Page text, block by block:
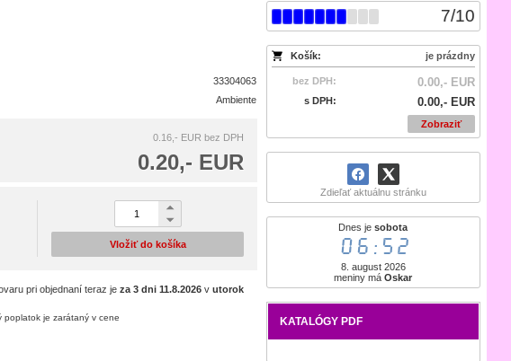
7/10
Košík: je prázdny
bez DPH: 0.00,- EUR
s DPH: 0.00,- EUR
Zobraziť
Zdieľať aktuálnu stránku
Dnes jesobota
06:52
8. august 2026
meniny máOskar
KATALÓGY PDF
33304063
Ambiente
0.16,- EUR bez DPH
0.20,- EUR
Vložiť do košíka
pri objednaní teraz je za 3 dni 11.8.2026v utorok
poplatok je zarátaný v cene